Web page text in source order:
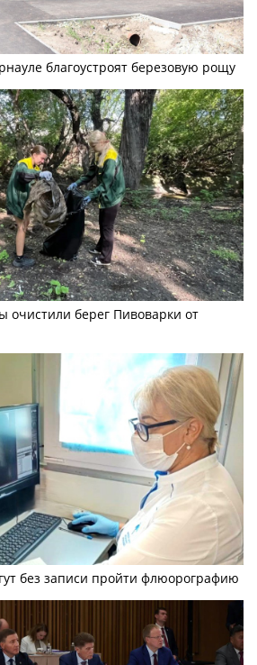
благоустроят березовую рощу
очистили берег Пивоварки от
без записи пройти флюорографию